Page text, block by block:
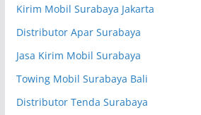
Kirim Mobil Surabaya Jakarta
Distributor Apar Surabaya
Jasa Kirim Mobil Surabaya
Towing Mobil Surabaya Bali
Distributor Tenda Surabaya